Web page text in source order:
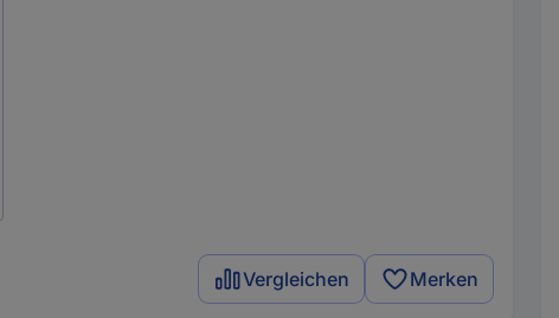
Vergleichen Merken